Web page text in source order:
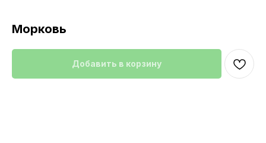
Морковь
Добавить в корзину